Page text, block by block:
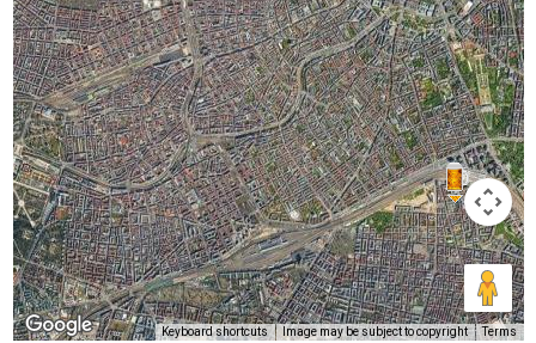
Keyboard shortcuts Image may be subject to copyright Terms